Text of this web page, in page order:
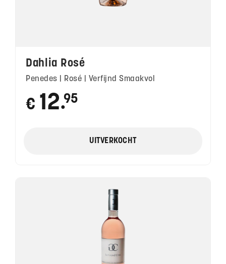
Dahlia Rosé
Penedes | Rosé | Verfijnd Smaakvol
€ 12 ●
95
UITVERKOCHT